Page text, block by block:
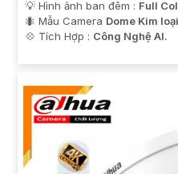
💡 Hình ảnh ban đêm : Full
🐜 Mẫu Camera Dome Kim
️💠 Tích Hợp : Công Nghệ AI.